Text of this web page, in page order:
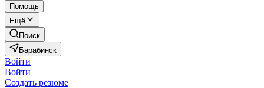
Помощь
Ещё
Поиск
Барабинск
Войти
Войти
Создать резюме